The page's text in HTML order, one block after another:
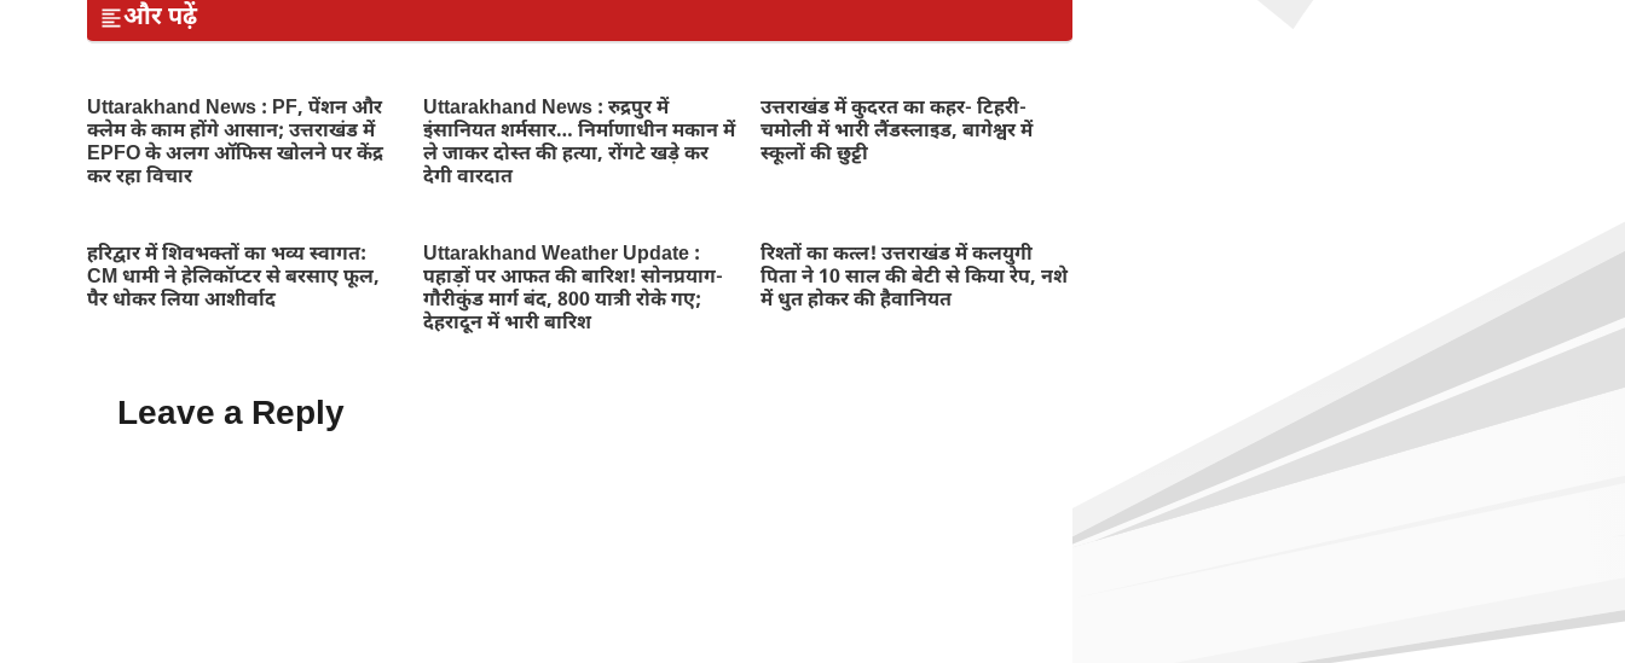
और पढ़ें
Uttarakhand News : PF, पेंशन और
क्लेम के काम होंगे आसान; उत्तराखंड में
EPFO के अलग ऑफिस खोलने पर केंद्र
कर रहा विचार
Uttarakhand News : रुद्रपुर में
इंसानियत शर्मसार… निर्माणाधीन मकान में
ले जाकर दोस्त की हत्या, रोंगटे खड़े कर
देगी वारदात
उत्तराखंड में कुदरत का कहर- टिहरी-
चमोली में भारी लैंडस्लाइड, बागेश्वर में
स्कूलों की छुट्टी
हरिद्वार में शिवभक्तों का भव्य स्वागत:
CM धामी ने हेलिकॉप्टर से बरसाए फूल,
पैर धोकर लिया आशीर्वाद
Uttarakhand Weather Update :
पहाड़ों पर आफत की बारिश! सोनप्रयाग-
गौरीकुंड मार्ग बंद, 800 यात्री रोके गए;
देहरादून में भारी बारिश
रिश्तों का कत्ल! उत्तराखंड में कलयुगी
पिता ने 10 साल की बेटी से किया रेप, नशे
में धुत होकर की हैवानियत
Leave a Reply